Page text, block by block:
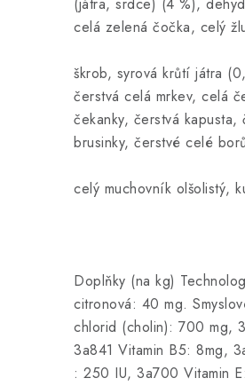
celá zelená čočka, celý
škrob, syrová krůtí játra
čerstvá celá mrkev, celá
čekanky, čerstvá
brusinky, čerstvé celé
celý muchovník olšolistý,
Doplňky (na kg)
citronová: 40 mg.
chlorid (cholin): 700 mg,
3a841 Vitamin B5: 8mg,
: 250 IU, 3a700 Vitamin